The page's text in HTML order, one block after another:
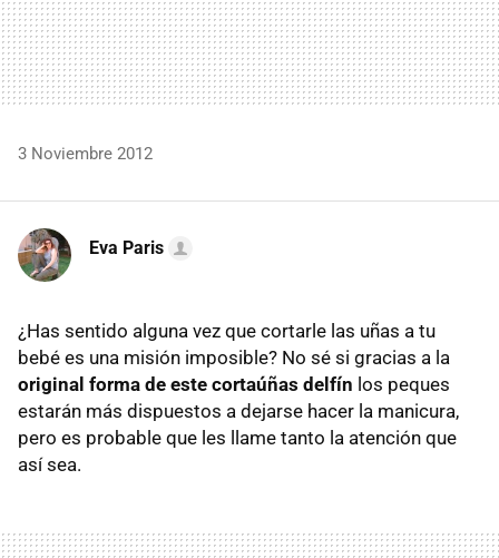
3 Noviembre 2012
Eva Paris
¿Has sentido alguna vez que cortarle las uñas a tu
bebé es una misión imposible? No sé si gracias a la
original forma de este cortaúñas delfín los peques
estarán más dispuestos a dejarse hacer la manicura,
pero es probable que les llame tanto la atención que
así sea.